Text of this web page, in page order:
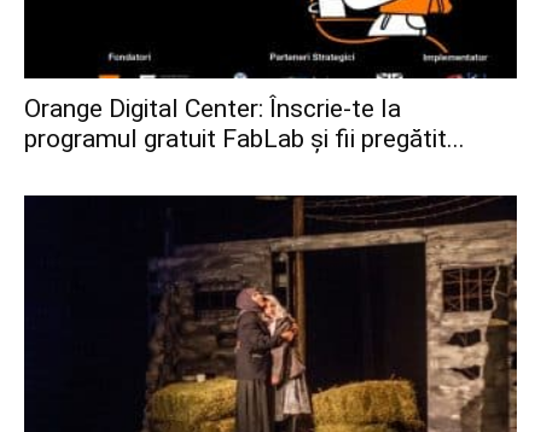
Orange Digital Center: Înscrie-te la
programul gratuit FabLab și fii pregătit...